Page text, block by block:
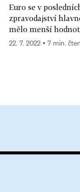
Euro se v
zpravodajství
mělo menší
22. 7. 2022 ▪ 7 min.